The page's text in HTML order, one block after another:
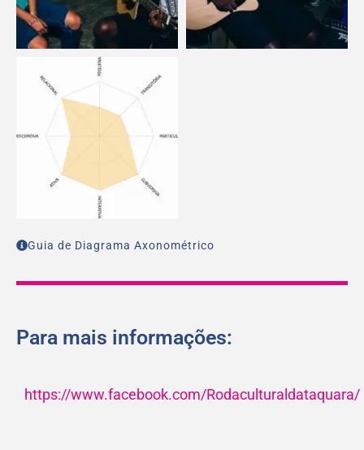
Guia de Diagrama Axonométrico
Para mais informações:
https://www.facebook.com/Rodaculturaldataquara/